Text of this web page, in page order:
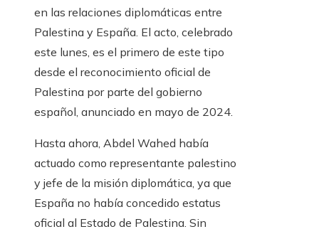
en las relaciones diplomáticas entre
Palestina y España. El acto, celebrado
este lunes, es el primero de este tipo
desde el reconocimiento oficial de
Palestina por parte del gobierno
español, anunciado en mayo de 2024.
Hasta ahora, Abdel Wahed había
actuado como representante palestino
y jefe de la misión diplomática, ya que
España no había concedido estatus
oficial al Estado de Palestina. Sin